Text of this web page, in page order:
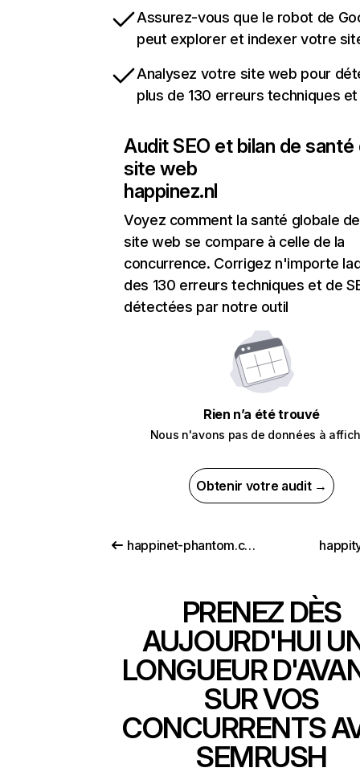
Assurez-vous que le robot de
peut explorer et indexer votre
Analysez votre site web pour
plus de 130 erreurs techniques et
Audit SEO et bilan de santé
site web
happinez.nl
Voyez comment la santé globale
site web se compare à celle de la
concurrence. Corrigez n'importe
des 130 erreurs techniques et de
détectées par notre outil
Rien n’a été trouvé
Nous n'avons pas de données à
Obtenir votre audit →
happinet-phantom.com
PRENEZ DÈS
AUJOURD'HUI
LONGUEUR
SUR VOS
CONCURRENTS
SEMRUSH